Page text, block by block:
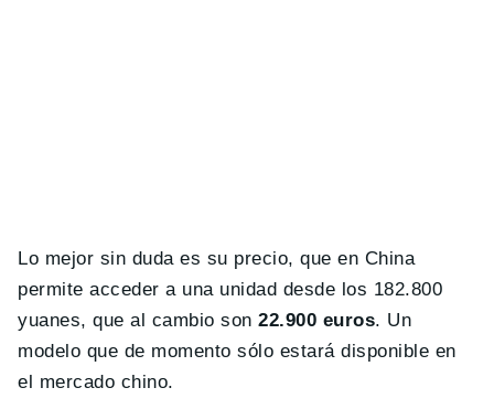
Lo mejor sin duda es su precio, que en China
permite acceder a una unidad desde los 182.800
yuanes, que al cambio son22.900 euros. Un
modelo que de momento sólo estará disponible en
el mercado chino.